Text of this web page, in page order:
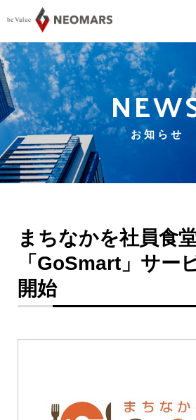
お知らせ
まちなかを社員食
「GoSmart」サー
開始